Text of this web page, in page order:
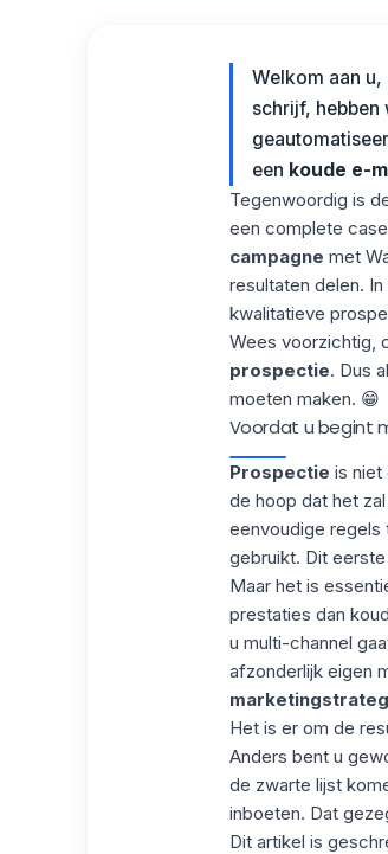
Welkom aan
schrijf, hebben
een koude e-
Tegenwoordig is
een complete
campagne met
resultaten delen.
kwalitatieve
Wees voorzichtig,
prospectie. Dus
moeten maken. 😁
Voordat u begint
Prospectie is niet
de hoop dat het
eenvoudige regels
gebruikt. Dit
Maar het is
prestaties dan
u multi-channel
afzonderlijk eigen
Het is er om de
Anders bent u
de zwarte lijst
inboeten. Dat
Dit artikel is